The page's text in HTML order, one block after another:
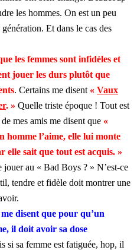
les hommes. On est un peu
Et dans le cas des
les femmes sont infidèles et
jouer les durs plutôt que
. Certains me disent « Vaux
. » Quelle triste époque ! Tout est
mes amis me disent que «
homme l’aime, elle lui monte
elle sait que tout est acquis. »
au « Bad Boys ? » N’est-ce
tendre et fidèle doit montrer une
disent que pour qu’un
il doit avoir sa dose
si sa femme est fatiguée, hop, il